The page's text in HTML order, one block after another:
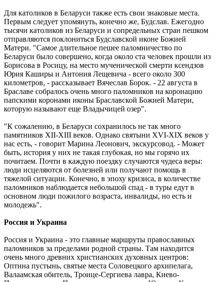
Для католиков в Беларуси также есть свои знаковые места.
Первым следует упомянуть, конечно же, Будслав. Ежегодно
тысячи католиков из Беларуси и сопредельных стран пешком
отправляются поклониться Будславской иконе Божией
Матери. "Самое длительное пешее паломничество по
Беларуси было совершено, когда около ста человек прошли из
Борисова в Росицу, на место мученической смерти ксендзов
Юрия Каширы и Антония Лещевича - всего около 300
километров, - рассказывает Вячеслав Борок. - 22 августа в
Браславе собралось очень много паломников на коронацию
папскими коронами иконы Браславской Божией Матери,
которую называют еще Владычицей озер".
"К сожалению, в Беларуси сохранилось не так много
памятников XII-XIII веков. Однако святыни XVI-XIX веков у
нас есть, - говорит Марина Леонович, экскурсовод. - Может
быть, история у них не такая глубокая, но мы горячо их
почитаем. Почти в каждую поездку случаются чудеса веры:
люди исцеляются от болезней или получают помощь в
тяжелой ситуации. Конечно, в эпоху кризиса, в количестве
паломников наблюдается небольшой спад - в туры едут в
основном люди пожилого возраста, инвалиды, но есть и
молодежь".
Россия и Украина
Россия и Украина - это главные маршруты православных
паломников за пределами родной страны. Там находится
очень много древних христианских духовных центров:
Оптина пустынь, святые места Соловецкого архипелага,
Валаамская обитель, Троице-Сергиева лавра, Киево-